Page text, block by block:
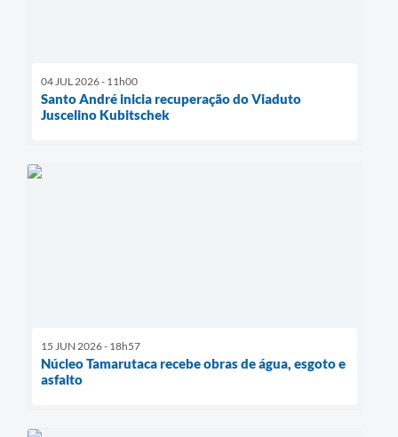
04 JUL 2026 - 11h00
Santo André inicia recuperação do Viaduto
Juscelino Kubitschek
15 JUN 2026 - 18h57
Núcleo Tamarutaca recebe obras de água, esgoto e
asfalto